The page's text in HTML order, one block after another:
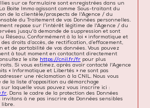
sur ce formulaire sont enregistrées dans un
Boite Immo agissant comme Sous-traitant du
de la clientèle/prospects de l'Agence / du
du Traitement de vos Données personnelles.
repose sur l'intérêt légitime de l'Agence / du
jusqu'à demande de suppression et sont
Réseau. Conformément à la loi « informatique et
des droits d’accès, de rectification, d’effacement,
et de portabilité de vos données. Vous pouvez
à tout moment en contactant directement
le site https://cnil.fr/fr pour plus
Si vous estimez, après avoir contacté l'Agence
« Informatique et Libertés » ne sont pas
une réclamation à la CNIL. Nous vous
de la liste d'opposition au démarchage
sur laquelle vous pouvez vous inscrire ici :
. Dans le cadre de la protection des Données
invitons à ne pas inscrire de Données sensibles
libre.